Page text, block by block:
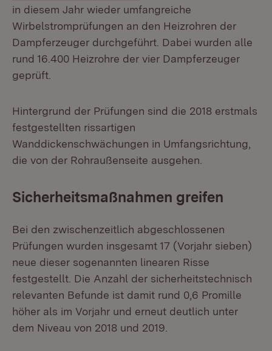
in diesem Jahr wieder umfangreiche
Wirbelstromprüfungen an den Heizrohren der
Dampferzeuger durchgeführt. Dabei wurden alle
rund 16.400 Heizrohre der vier Dampferzeuger
geprüft.
Hintergrund der Prüfungen sind die 2018 erstmals
festgestellten rissartigen
Wanddickenschwächungen in Umfangsrichtung,
die von der Rohraußenseite ausgehen.
Sicherheitsmaßnahmen greifen
Bei den zwischenzeitlich abgeschlossenen
Prüfungen wurden insgesamt 17 (Vorjahr sieben)
neue dieser sogenannten linearen Risse
festgestellt. Die Anzahl der sicherheitstechnisch
relevanten Befunde ist damit rund 0,6 Promille
höher als im Vorjahr und erneut deutlich unter
dem Niveau von 2018 und 2019.